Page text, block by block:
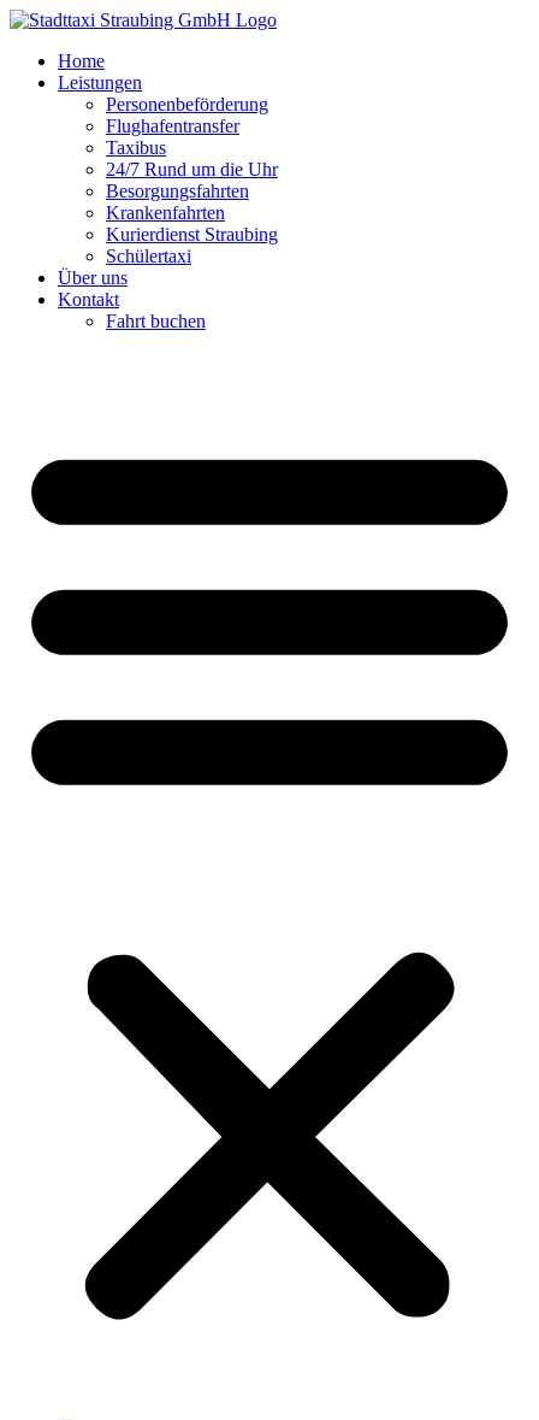
Zum
springenHome
Leistungen
Personenbeförderung
Flughafentransfer
Taxibus
24/7 Rund um die Uhr
Besorgungsfahrten
Krankenfahrten
Kurierdienst Straubing
Schülertaxi
Über uns
Kontakt
Fahrt buchen